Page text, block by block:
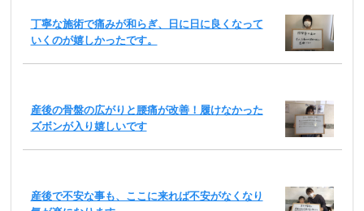
丁寧な施術で痛みが和らぎ、日に日に良くなって
いくのが嬉しかったです。
産後の骨盤の広がりと腰痛が改善！履けなかった
ズボンが入り嬉しいです
産後で不安な事も、ここに来れば不安がなくなり